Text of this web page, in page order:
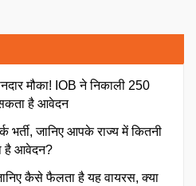
मौका! IOB ने निकाली 250
है आवेदन
भर्ती, जानिए आपके राज्य में कितनी
है आवेदन?
कैसे फैलता है यह वायरस, क्या